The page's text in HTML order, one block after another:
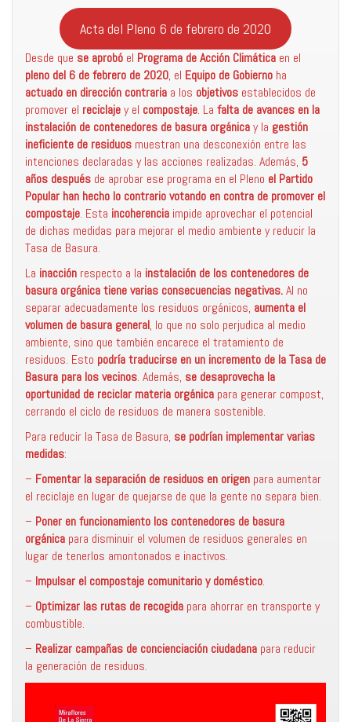
Acta del Pleno 6 de febrero de 2020
Desde que se aprobó el Programa de Acción Climática en el
pleno del 6 de febrero de 2020, el Equipo de Gobierno ha
actuado en dirección contraria a los objetivos establecidos de
promover el reciclajey el compostaje. La falta de avances en la
instalación de contenedores de basura orgánicay la gestión
ineficiente de residuos muestran una desconexión entre las
intenciones declaradas y las acciones realizadas. Además, 5
años después de aprobar ese programa en el Pleno el Partido
Popular han hecho lo contrario votando en contra de promover el
compostaje. Esta incoherencia impide aprovechar el potencial
de dichas medidas para mejorar el medio ambiente y reducir la
Tasa de Basura.
La inacción respecto a la instalación de los contenedores de
basura orgánica tiene varias consecuencias negativas.Al no
separar adecuadamente los residuos orgánicos, aumenta el
volumen de basura general, lo que no solo perjudica al medio
ambiente, sino que también encarece el tratamiento de
residuos. Esto podría traducirse en un incremento de la Tasa de
Basura para los vecinos. Además, se desaprovecha la
oportunidad de reciclar materia orgánica para generar compost,
cerrando el ciclo de residuos de manera sostenible.
Para reducir la Tasa de Basura, se podrían implementar varias
medidas:
– Fomentar la separación de residuos en origen para aumentar
el reciclaje en lugar de quejarse de que la gente no separa bien.
– Poner en funcionamiento los contenedores de basura
orgánica para disminuir el volumen de residuos generales en
lugar de tenerlos amontonados e inactivos.
– Impulsar el compostaje comunitario y doméstico.
– Optimizar las rutas de recogida para ahorrar en transporte y
combustible.
– Realizar campañas de concienciación ciudadana para reducir
la generación de residuos.